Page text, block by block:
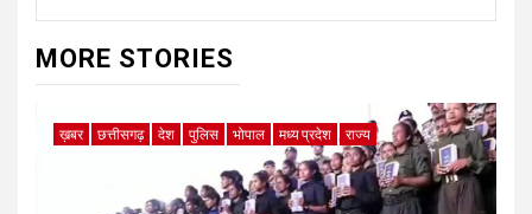
MORE STORIES
ख़बर छत्तीसगढ़ देश पुलिस भोपाल मध्य प्रदेश राज्य